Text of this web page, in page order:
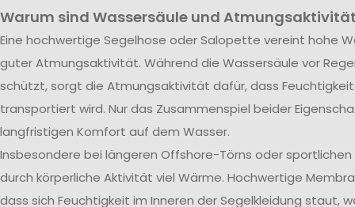
Warum sind Wassersäule und
Eine hochwertige Segelhose oder Salopette vereint hohe
guter Atmungsaktivität. Während die Wassersäule vor
schützt, sorgt die Atmungsaktivität dafür, dass
transportiert wird. Nur das Zusammenspiel beider
langfristigen Komfort auf dem Wasser.
Insbesondere bei längeren Offshore-Törns oder
durch körperliche Aktivität viel Wärme. Hochwertige
dass sich Feuchtigkeit im Inneren der Segelkleidung staut,